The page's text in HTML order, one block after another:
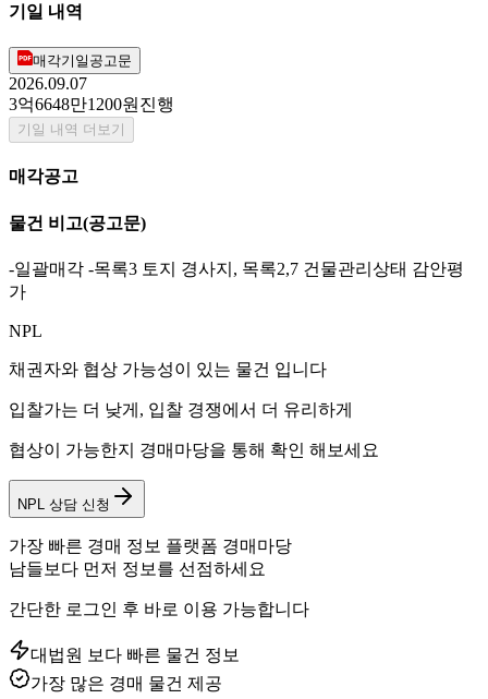
기일 내역
매각기일공고문
2026.09.07
3억6648만1200원 진행
기일 내역 더보기
매각공고
물건 비고(공고문)
-일괄매각 -목록3 토지 경사지, 목록2,7 건물관리상태 감안평
가
NPL
채권자와 협상 가능성이 있는 물건 입니다
입찰가는 더 낮게, 입찰 경쟁에서 더 유리하게
협상이 가능한지 경매마당을 통해 확인 해보세요
NPL 상담 신청
가장 빠른 경매 정보 플랫폼 경매마당
남들보다 먼저 정보를 선점하세요
간단한 로그인 후 바로 이용 가능합니다
대법원 보다 빠른 물건 정보
가장 많은 경매 물건 제공